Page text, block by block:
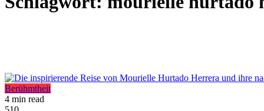
Berühmtheit
4 min read